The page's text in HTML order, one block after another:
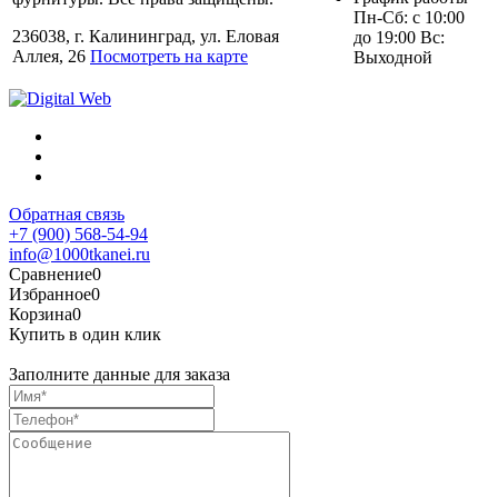
236038, г. Калининград, ул. Еловая
Аллея, 26 Посмотреть на карте
Пн-Сб: с 10:00
до 19:00 Вс:
Выходной
Обратная связь
+7 (900) 568-54-94
info@1000tkanei.ru
Сравнение0
Избранное0
Корзина0
Купить в один клик
Заполните данные для заказа